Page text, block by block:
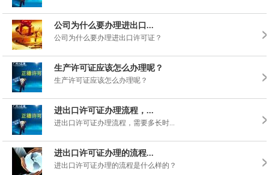
公司为什么要办理进出口...
公司为什么要办理进出口许可证？
生产许可证应该怎么办理呢？
生产许可证应该怎么办理呢？
进出口许可证办理流程，...
进出口许可证办理流程，需要多长时...
进出口许可证办理的流程...
进出口许可证办理的流程是什么样的？